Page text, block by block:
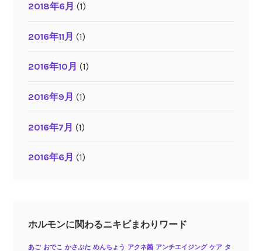
2018年6月 (1)
2016年11月 (1)
2016年10月 (1)
2016年9月 (1)
2016年7月 (1)
2016年6月 (1)
ホルモンに関わるニキビまわりワード
あご おでこ かさぶた めんちょう アクネ菌 アンチエイジング ケア タ